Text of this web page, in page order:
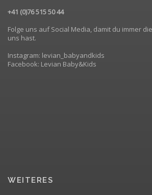
+41 (0)76 515 50 44
Folge uns auf Social Media, damit du immer
uns hast.
Instagram: levian_babyandkids
Facebook: Levian Baby&Kids
WEITERES